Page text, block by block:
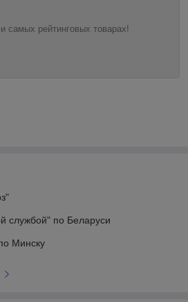
самых рейтинговых товарах!
службой" по Беларуси
Минску